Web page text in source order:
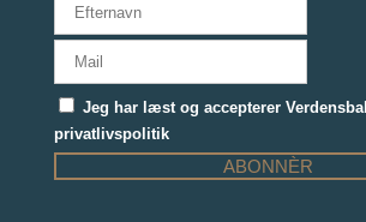
Jeg har læst og accepterer
privatlivspolitik